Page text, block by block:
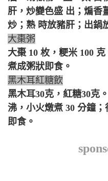
肝，炒變色盛 出；煸香
炒；熟 時放豬肝；出鍋
大棗粥
大棗 10 枚，粳米 100
煮成粥狀即食。
黑木耳紅糖飲
黑木耳30克，紅糖30克
沸，小火燉煮 30 分鐘
即食。